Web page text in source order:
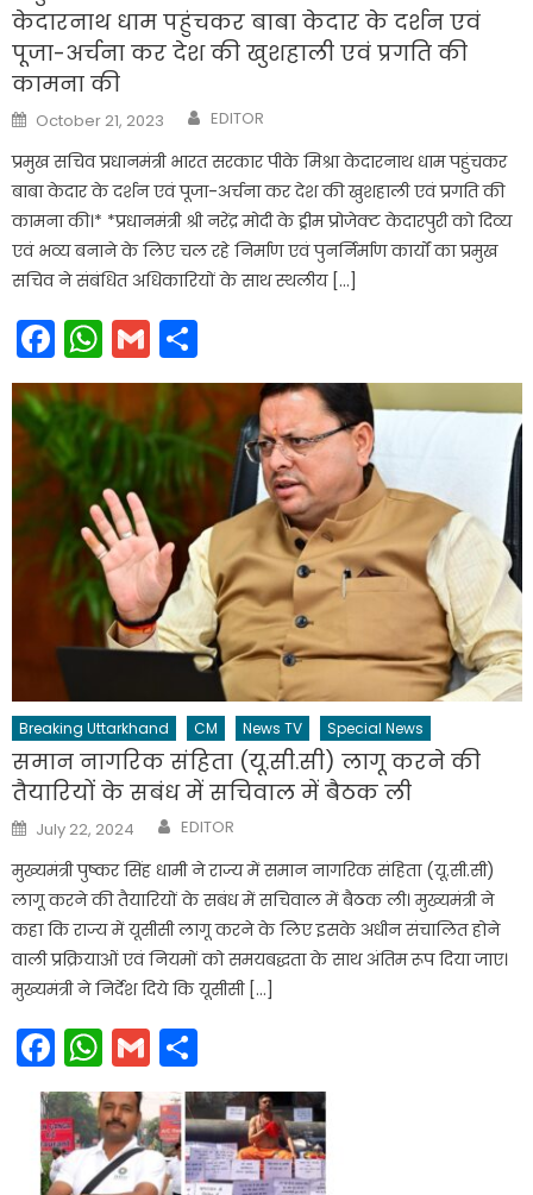
केदारनाथ धाम पहुंचकर बाबा केदार के दर्शन एवं
पूजा-अर्चना कर देश की खुशहाली एवं प्रगति की
कामना की
Posted
on
October 21, 2023 Author
EDITOR
प्रमुख सचिव प्रधानमंत्री भारत सरकार पीके मिश्रा केदारनाथ धाम पहुंचकर
बाबा केदार के दर्शन एवं पूजा-अर्चना कर देश की खुशहाली एवं प्रगति की
कामना की।* *प्रधानमंत्री श्री नरेंद्र मोदी के ड्रीम प्रोजेक्ट केदारपुरी को दिव्य
एवं भव्य बनाने के लिए चल रहे निर्माण एवं पुनर्निर्माण कार्यों का प्रमुख
सचिव ने संबंधित अधिकारियों के साथ स्थलीय […]
Facebook
WhatsApp
Gmail
Breaking Uttarkhand CM News TV Special News
समान नागरिक संहिता (यू.सी.सी) लागू करने की
तैयारियों के सबंध में सचिवाल में बैठक ली
Posted
on
July 22, 2024 Author
EDITOR
मुख्यमंत्री पुष्कर सिंह धामी ने राज्य में समान नागरिक संहिता (यू.सी.सी)
लागू करने की तैयारियों के सबंध में सचिवाल में बैठक ली। मुख्यमंत्री ने
कहा कि राज्य में यूसीसी लागू करने के लिए इसके अधीन संचालित होने
वाली प्रक्रियाओं एवं नियमों को समयबद्धता के साथ अंतिम रूप दिया जाए।
मुख्यमंत्री ने निर्देश दिये कि यूसीसी […]
Facebook
WhatsApp
Gmail